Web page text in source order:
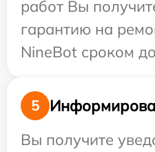
работ Вы
гарантию на
NineBot сроком
5
Вы получите